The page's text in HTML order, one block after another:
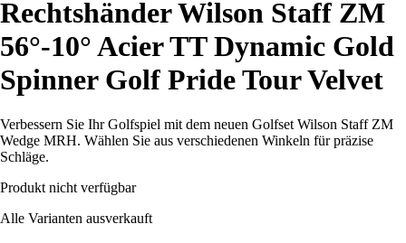
Rechtshänder Wilson Staff ZM
56°-10° Acier TT Dynamic Gold
Spinner Golf Pride Tour Velvet
Verbessern Sie Ihr Golfspiel mit dem neuen Golfset Wilson Staff ZM
Wedge MRH. Wählen Sie aus verschiedenen Winkeln für präzise
Schläge.
Produkt nicht verfügbar
Alle Varianten ausverkauft